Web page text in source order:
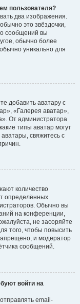
пользователя?
два изображения.
это звёздочки,
сообщений вы
обычно более
уникально для
добавить аватару с
«Галерея аватар»,
От администратора
типы аватар могут
свяжитесь с
количество
определённых
Обычно вы
на конференции,
не засоряйте
того, чтобы повысить
и модератор
сообщений.
войти на
email-